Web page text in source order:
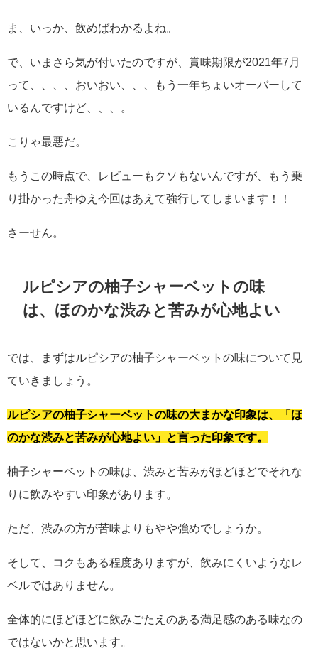
ま、いっか、飲めばわかるよね。
で、いまさら気が付いたのですが、賞味期限が2021年7月
って、、、、おいおい、、、もう一年ちょいオーバーして
いるんですけど、、、。
こりゃ最悪だ。
もうこの時点で、レビューもクソもないんですが、もう乗
り掛かった舟ゆえ今回はあえて強行してしまいます！！
さーせん。
ルピシアの柚子シャーベットの味
は、ほのかな渋みと苦みが心地よい
では、まずはルピシアの柚子シャーベットの味について見
ていきましょう。
ルピシアの柚子シャーベットの味の大まかな印象は、「ほ
のかな渋みと苦みが心地よい」と言った印象です。
柚子シャーベットの味は、渋みと苦みがほどほどでそれな
りに飲みやすい印象があります。
ただ、渋みの方が苦味よりもやや強めでしょうか。
そして、コクもある程度ありますが、飲みにくいようなレ
ベルではありません。
全体的にほどほどに飲みごたえのある満足感のある味なの
ではないかと思います。